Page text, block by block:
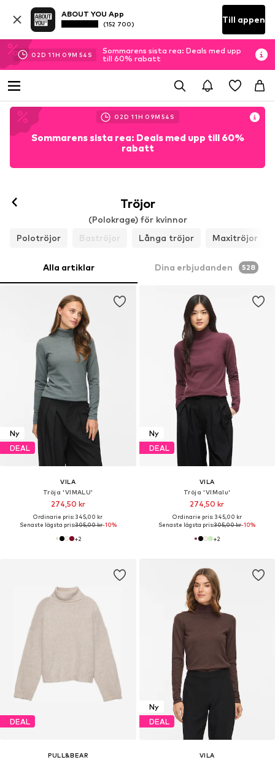
ABOUT YOU App
(152 700) Till appen
02D 11H 09M 51 S
Sommarens sista rea: Deals med upp
till 60% rabatt
02D 11H 09M 51 S
Sommarens sista rea: Deals med upp till 60%
rabatt
Tröjor
(Polokrage) för kvinnor
Polotröjor
Baströjor Långa tröjor Maxitröjor
Alla artiklar Dina erbjudanden 528
Ny
DEAL
VILA
Tröja 'VIMALU'
274,50 kr
Ordinarie pris: 345,00 kr
Senaste lägsta pris:305,00 kr-10%
+2
Ny
DEAL
VILA
Tröja 'VIMalu'
274,50 kr
Ordinarie pris: 345,00 kr
Senaste lägsta pris:305,00 kr-10%
+2
DEAL
PULL&BEAR
Ny
DEAL
VILA